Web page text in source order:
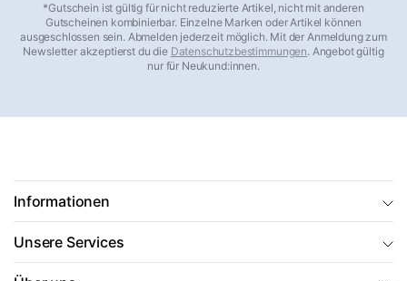
*Gutschein ist gültig für nicht reduzierte Artikel, nicht mit anderen
Gutscheinen kombinierbar. Einzelne Marken oder Artikel können
ausgeschlossen sein. Abmelden jederzeit möglich. Mit der Anmeldung zum
Newsletter akzeptierst du die Datenschutzbestimmungen. Angebot gültig
nur für Neukund:innen.
Informationen
Unsere Services